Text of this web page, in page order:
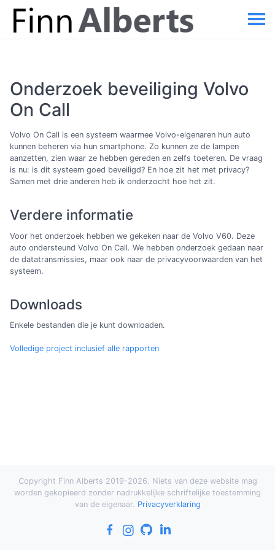
Onderzoek beveiliging Volvo
On Call
Volvo On Call is een systeem waarmee Volvo-eigenaren hun auto
kunnen beheren via hun smartphone. Zo kunnen ze de lampen
aanzetten, zien waar ze hebben gereden en zelfs toeteren. De vraag
is nu: is dit systeem goed beveiligd? En hoe zit het met privacy?
Samen met drie anderen heb ik onderzocht hoe het zit.
Verdere informatie
Voor het onderzoek hebben we gekeken naar de Volvo V60. Deze
auto ondersteund Volvo On Call. We hebben onderzoek gedaan naar
de datatransmissies, maar ook naar de privacyvoorwaarden van het
systeem.
Downloads
Enkele bestanden die je kunt downloaden.
Volledige project inclusief alle rapporten
Copyright Finn Alberts 2019-2026. Niets van deze website mag
worden gekopieerd zonder nadrukkelijke schriftelijke toestemming
van de eigenaar. Privacyverklaring